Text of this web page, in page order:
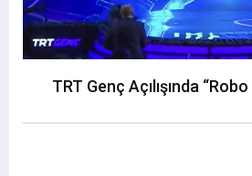
TRT Genç Açılışında